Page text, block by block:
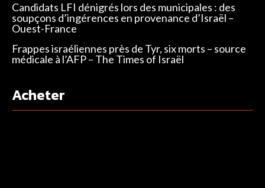
Candidats LFI dénigrés lors des municipales : des
soupçons d’ingérences en provenance d’Israël –
Ouest-France
Frappes israéliennes près de Tyr, six morts – source
médicale à l’AFP – The Times of Israël
Acheter